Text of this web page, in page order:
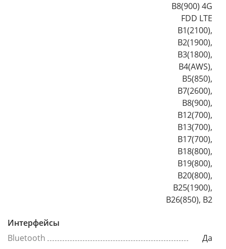
B8(900) 4G
FDD LTE
B1(2100),
B2(1900),
B3(1800),
B4(AWS),
B5(850),
B7(2600),
B8(900),
B12(700),
B13(700),
B17(700),
B18(800),
B19(800),
B20(800),
B25(1900),
B26(850), B2
Интерфейсы
Bluetooth
Да